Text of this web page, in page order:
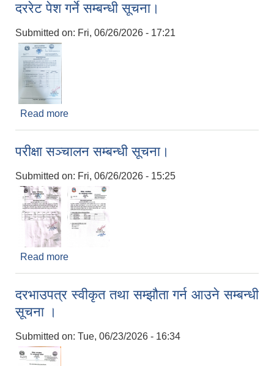
दररेट पेश गर्ने सम्बन्धी सूचना।
Submitted on: Fri, 06/26/2026 - 17:21
Read more
परीक्षा सञ्चालन सम्बन्धी सूचना।
Submitted on: Fri, 06/26/2026 - 15:25
Read more
दरभाउपत्र स्वीकृत तथा सम्झौता गर्न आउने सम्बन्धी
सूचना ।
Submitted on: Tue, 06/23/2026 - 16:34